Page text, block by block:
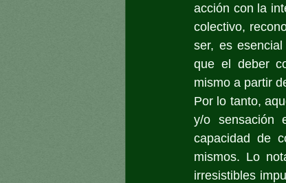
acción con la
colectivo,
ser, es
que el deber
mismo a partir
Por lo tanto,
y/o sensación
capacidad de
mismos. Lo
irresistibles